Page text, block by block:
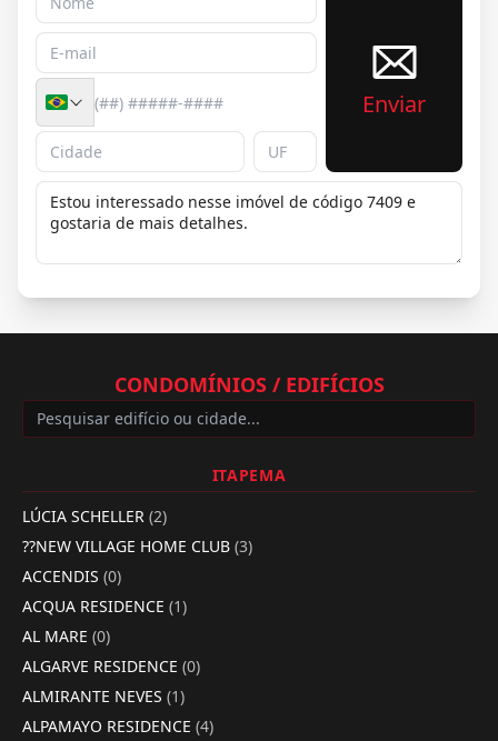
Enviar
CONDOMÍNIOS / EDIFÍCIOS
ITAPEMA
LÚCIA SCHELLER (2)
??NEW VILLAGE HOME CLUB (3)
ACCENDIS (0)
ACQUA RESIDENCE (1)
AL MARE (0)
ALGARVE RESIDENCE (0)
ALMIRANTE NEVES (1)
ALPAMAYO RESIDENCE (4)